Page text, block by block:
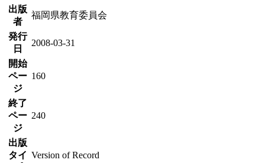
出版
者
福岡県教育委員会
発行
日
2008-03-31
開始
ペー
ジ
160
終了
ペー
ジ
240
出版
タイ Version of Record